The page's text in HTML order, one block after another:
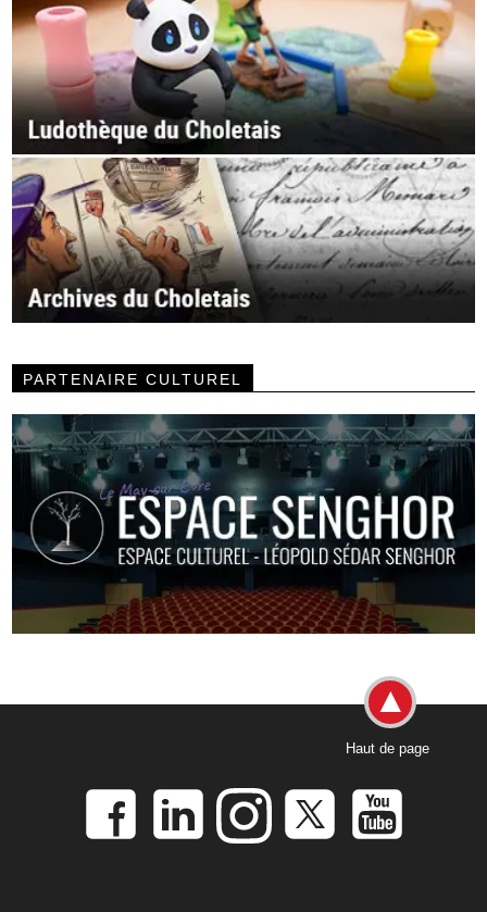
PARTENAIRE CULTUREL
Haut de page